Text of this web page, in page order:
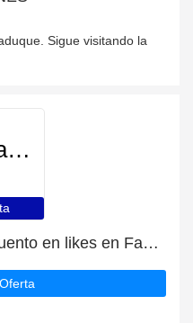
Sigue visitando la
DeubaXXL
Consigue un 6% de descuento en likes en Facebook